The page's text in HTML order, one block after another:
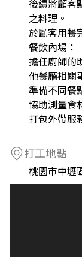
後續將顧客
之料理。
於顧客用餐
餐飲內場：
擔任廚師的
他餐廳相關
準備不同餐
協助測量食
打包外帶服
打工地點
桃園市中壢